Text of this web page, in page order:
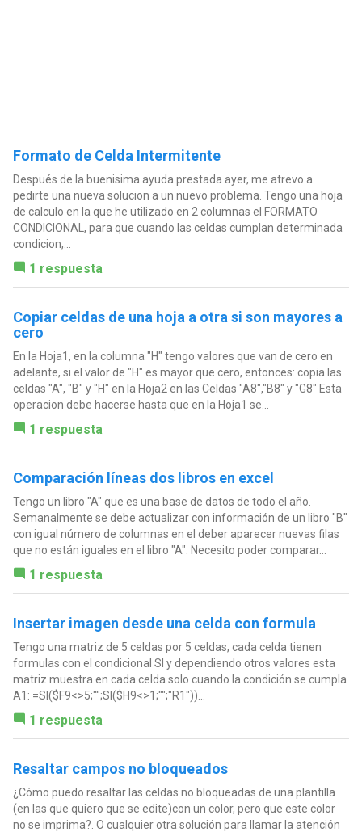
Formato de Celda Intermitente
Después de la buenisima ayuda prestada ayer, me atrevo a
pedirte una nueva solucion a un nuevo problema. Tengo una hoja
de calculo en la que he utilizado en 2 columnas el FORMATO
CONDICIONAL, para que cuando las celdas cumplan determinada
condicion,...
1 respuesta
Copiar celdas de una hoja a otra si son mayores a
cero
En la Hoja1, en la columna "H" tengo valores que van de cero en
adelante, si el valor de "H" es mayor que cero, entonces: copia las
celdas "A", "B" y "H" en la Hoja2 en las Celdas "A8","B8" y "G8" Esta
operacion debe hacerse hasta que en la Hoja1 se...
1 respuesta
Comparación líneas dos libros en excel
Tengo un libro "A" que es una base de datos de todo el año.
Semanalmente se debe actualizar con información de un libro "B"
con igual número de columnas en el deber aparecer nuevas filas
que no están iguales en el libro "A". Necesito poder comparar...
1 respuesta
Insertar imagen desde una celda con formula
Tengo una matriz de 5 celdas por 5 celdas, cada celda tienen
formulas con el condicional SI y dependiendo otros valores esta
matriz muestra en cada celda solo cuando la condición se cumpla
A1: =SI($F9<>5;"";SI($H9<>1;"";"R1"))...
1 respuesta
Resaltar campos no bloqueados
¿Cómo puedo resaltar las celdas no bloqueadas de una plantilla
(en las que quiero que se edite)con un color, pero que este color
no se imprima?. O cualquier otra solución para llamar la atención